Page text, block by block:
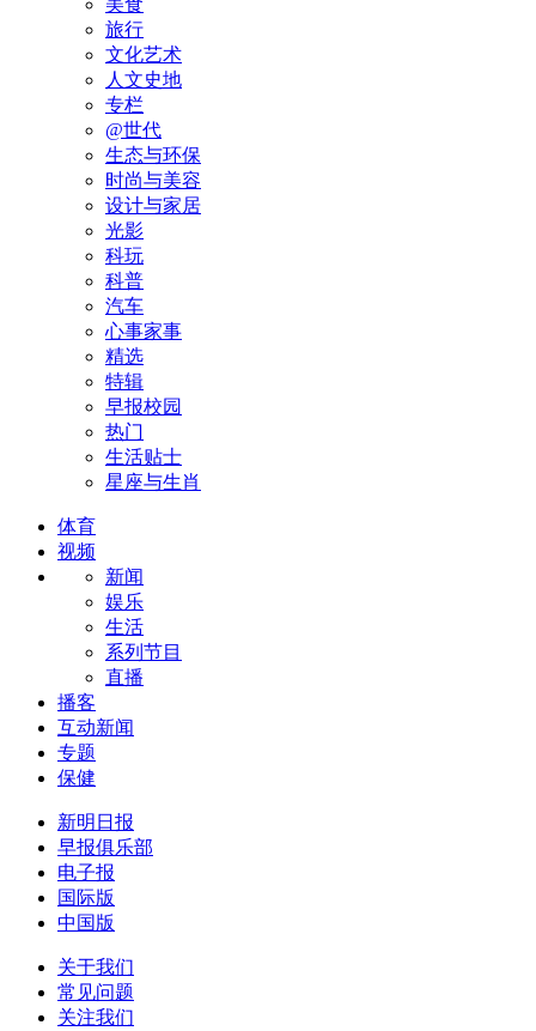
美食
旅行
文化艺术
人文史地
专栏
@世代
生态与环保
时尚与美容
设计与家居
光影
科玩
科普
汽车
心事家事
精选
特辑
早报校园
热门
生活贴士
星座与生肖
体育
视频
新闻
娱乐
生活
系列节目
直播
播客
互动新闻
专题
保健
新明日报
早报俱乐部
电子报
国际版
中国版
关于我们
常见问题
关注我们